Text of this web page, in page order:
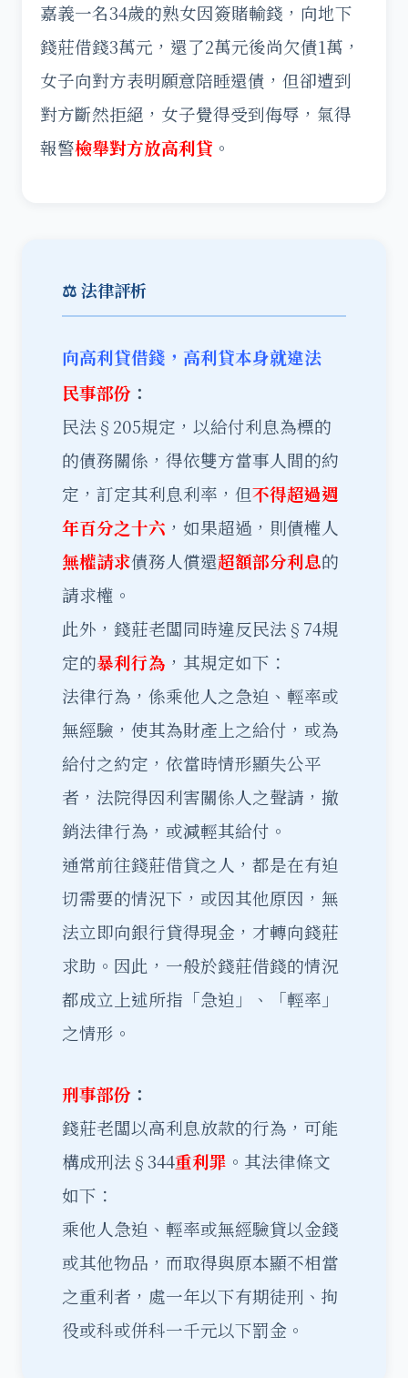
嘉義一名34歲的熟女因簽賭輸錢，向地下
錢莊借錢3萬元，還了2萬元後尚欠債1萬，
女子向對方表明願意陪睡還債，但卻遭到
對方斷然拒絕，女子覺得受到侮辱，氣得
報警檢舉對方放高利貸 。
⚖️ 法律評析
向高利貸借錢，高利貸本身就違法
民事部份 ：
民法§205規定，以給付利息為標的
的債務關係，得依雙方當事人間的約
定，訂定其利息利率，但不得超過週
年百分之十六 ，如果超過，則債權人
無權請求債務人償還超額部分利息的
請求權。
此外，錢莊老闆同時違反民法§74規
定的暴利行為 ，其規定如下：
法律行為，係乘他人之急迫、輕率或
無經驗，使其為財產上之給付，或為
給付之約定，依當時情形顯失公平
者，法院得因利害關係人之聲請，撤
銷法律行為，或減輕其給付。
通常前往錢莊借貸之人，都是在有迫
切需要的情況下，或因其他原因，無
法立即向銀行貸得現金，才轉向錢莊
求助。因此，一般於錢莊借錢的情況
都成立上述所指「急迫」、「輕率」
之情形。
刑事部份 ：
錢莊老闆以高利息放款的行為，可能
構成刑法§344重利罪 。其法律條文
如下：
乘他人急迫、輕率或無經驗貸以金錢
或其他物品，而取得與原本顯不相當
之重利者，處一年以下有期徒刑、拘
役或科或併科一千元以下罰金。